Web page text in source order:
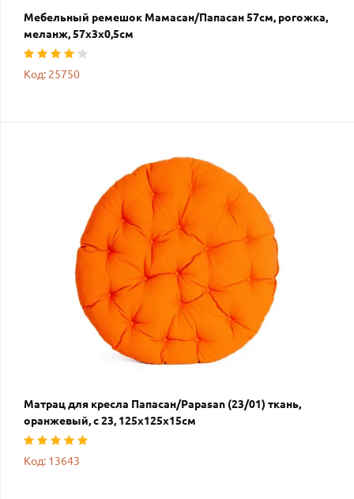
Мебельный ремешок Мамасан/Папасан 57см, рогожка,
меланж, 57х3х0,5см
Код: 25750
Матрац для кресла Папасан/Papasan (23/01) ткань,
оранжевый, с 23, 125х125х15см
Код: 13643